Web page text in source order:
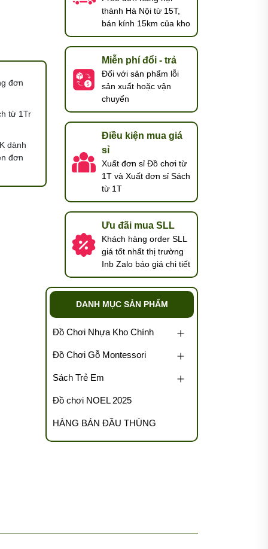
đơn
từ 1Tr
dành
đơn
thành Hà Nội từ 15T,
bán kính 15km của kho
Miễn phí đổi - trả
Đối với sản phẩm lỗi
sản xuất hoặc vận
chuyển
Điều kiện mua giá
sỉ
Xuất đơn sỉ Đồ chơi từ
1T và Xuất đơn sỉ Sách
từ 1T
Ưu đãi mua SLL
Khách hàng order SLL
giá tốt nhất thị trường
Inb Zalo báo giá chi tiết
DANH MỤC SẢN PHẨM
Đồ Chơi Nhựa Kho Chính
Đồ Chơi Gỗ Montessori
Sách Trẻ Em
Đồ chơi NOEL 2025
HÀNG BÁN ĐẦU THÙNG